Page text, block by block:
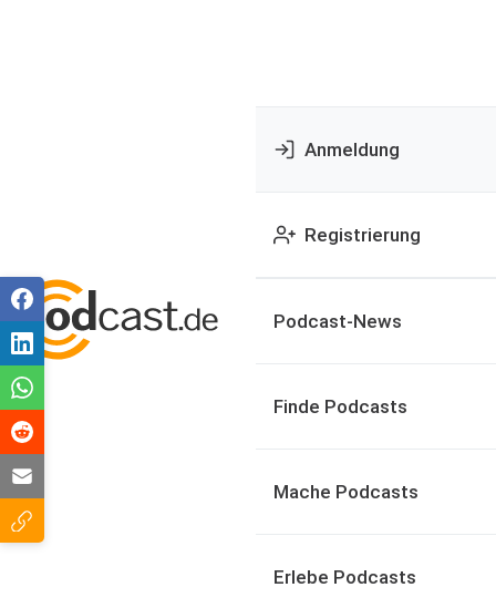
Anmeldung
Registrierung
Podcast-News
Finde Podcasts
Mache Podcasts
Erlebe Podcasts